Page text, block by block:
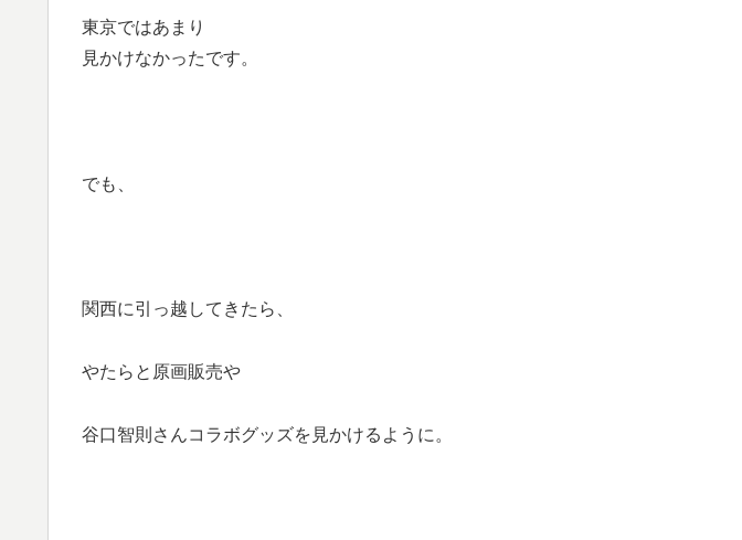
東京ではあまり
見かけなかったです。
でも、
関西に引っ越してきたら、
やたらと原画販売や
谷口智則さんコラボグッズを見かけるように。